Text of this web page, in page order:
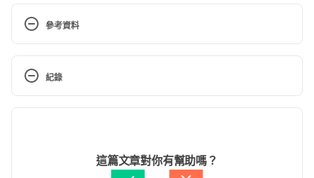
參考資料
12 NAIL CHANGES A DERMATOLOGIST SHOULD
EXAMINE（AAD）
https://www.aad.org/public/everyday-care/nail-
Color Changes in Nails（Peacehealth）
https://www.peacehealth.org/medical-
紀錄
張凱安 Kyle Chang
Hello 醫師
這篇文章對你有幫助嗎？